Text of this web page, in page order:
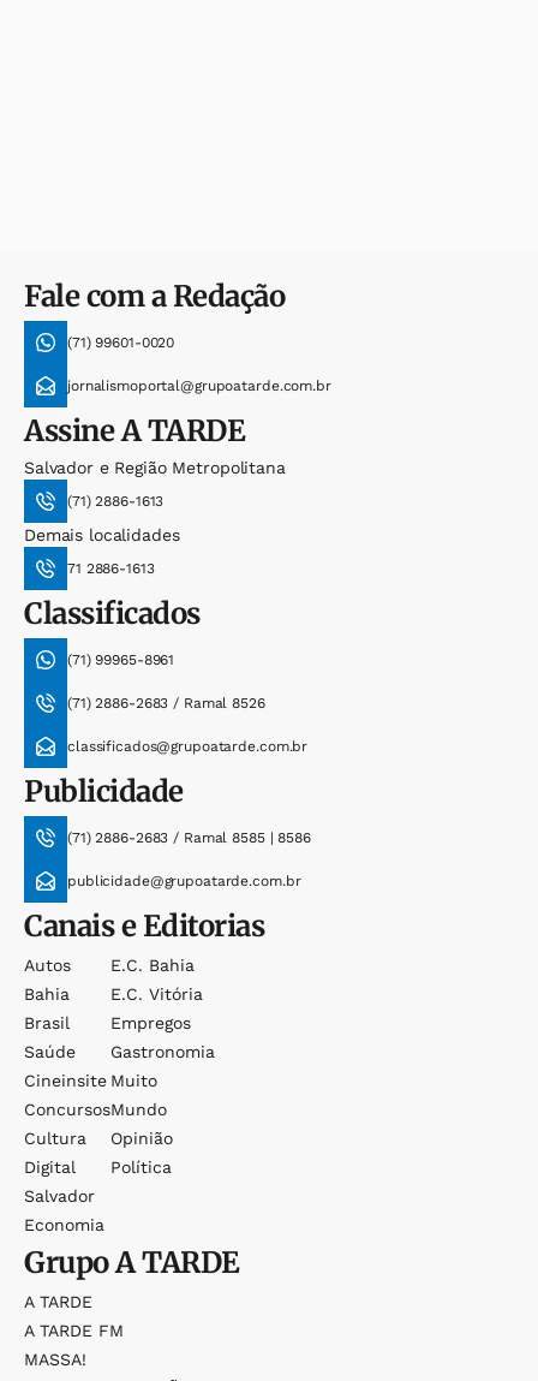
Fale com a Redação
(71) 99601-0020
jornalismoportal@grupoatarde.com.br
AssineA TARDE
Salvador e Região Metropolitana
(71) 2886-1613
Demais localidades
71 2886-1613
Classificados
(71) 99965-8961
(71) 2886-2683 / Ramal 8526
classificados@grupoatarde.com.br
Publicidade
(71) 2886-2683 / Ramal 8585 | 8586
publicidade@grupoatarde.com.br
Canais e Editorias
Autos
Bahia
Brasil
Saúde
Cineinsite
Concursos
Cultura
Digital
Salvador
Economia
E.c. Bahia
E.c. Vitória
Empregos
Gastronomia
Muito
Mundo
Opinião
Política
GrupoA TARDE
A TARDE
A TARDE FM
MASSA!